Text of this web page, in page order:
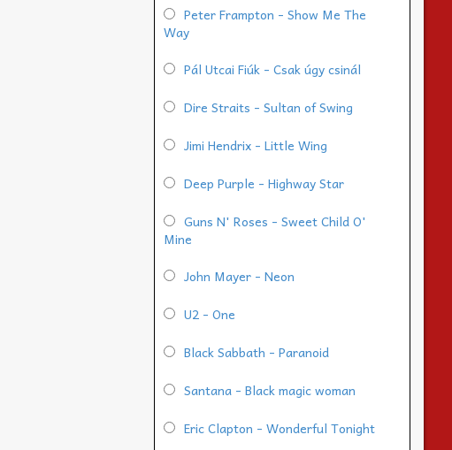
Peter Frampton - Show Me The
Way
Pál Utcai Fiúk - Csak úgy csinál
Dire Straits - Sultan of Swing
Jimi Hendrix - Little Wing
Deep Purple - Highway Star
Guns N' Roses - Sweet Child O'
Mine
John Mayer - Neon
U2 - One
Black Sabbath - Paranoid
Santana - Black magic woman
Eric Clapton - Wonderful Tonight